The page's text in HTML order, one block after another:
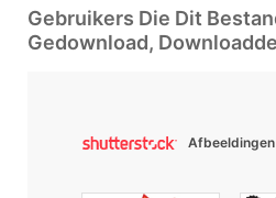
Gebruikers Die Dit
Gedownload,